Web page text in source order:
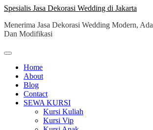
Skip
content
Spesialis Jasa Dekorasi Wedding di Jakarta
Menerima Jasa Dekorasi Wedding Modern,
Dan Modifikasi
Home
About
Blog
Contact
SEWA KURSI
Kursi Kuliah
Kursi Vip